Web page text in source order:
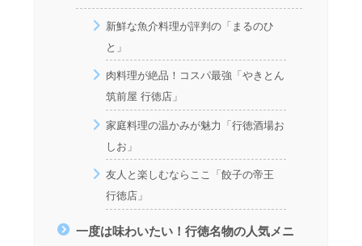
新鮮な魚介料理が評判の「まるのひ
と」
肉料理が絶品！コスパ最強「やきとん
筑前屋 行徳店」
家庭料理の温かみが魅力「行徳酒場お
しお」
友人と楽しむならここ「餃子の帝王
行徳店」
一度は味わいたい！行徳名物の人気メニ